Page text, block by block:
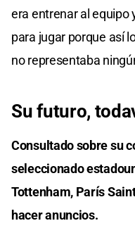
era entrenar al equipo
para jugar porque así
no representaba
Su futuro,
Consultado sobre su
seleccionado
Tottenham, París
hacer anuncios.